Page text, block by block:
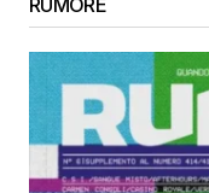
RUMORE